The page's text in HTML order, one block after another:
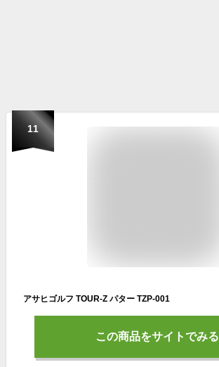
11
アサヒゴルフ TOUR-Z パター TZP-001
この商品をサイトでみる